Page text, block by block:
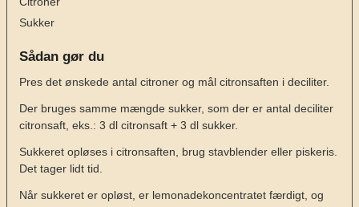
Sukker
Sådan gør du
Pres det ønskede antal citroner og mål citronsaften i deciliter.
Der bruges samme mængde sukker, som der er antal deciliter
citronsaft, eks.: 3 dl citronsaft + 3 dl sukker.
Sukkeret opløses i citronsaften, brug stavblender eller piskeris.
Det tager lidt tid.
Når sukkeret er opløst, er lemonadekoncentratet færdigt, og